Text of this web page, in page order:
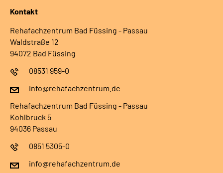
Kontakt
Rehafachzentrum Bad Füssing - Passau
Waldstraße 12
94072 Bad Füssing
08531 959-0
info@rehafachzentrum.de
Rehafachzentrum Bad Füssing - Passau
Kohlbruck 5
94036 Passau
0851 5305-0
info@rehafachzentrum.de